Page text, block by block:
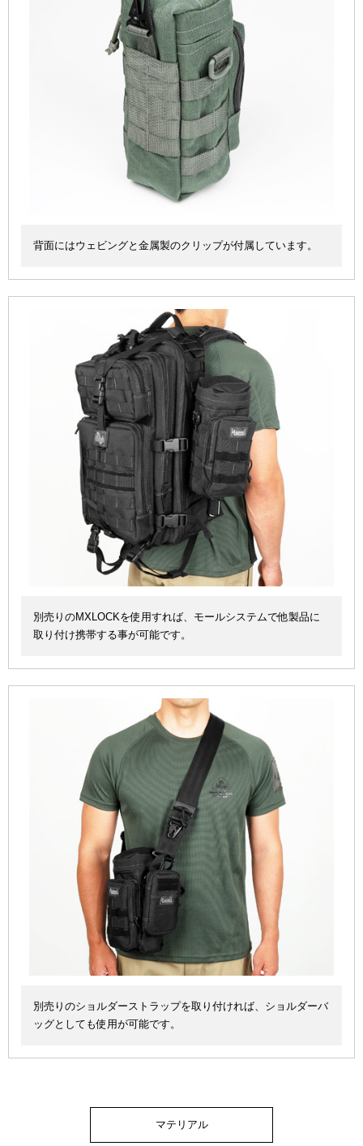
背面にはウェビングと金属製のクリップが付属しています。
別売りのMXLOCKを使用すれば、モールシステムで他製品に
取り付け携帯する事が可能です。
別売りのショルダーストラップを取り付ければ、ショルダーバ
ッグとしても使用が可能です。
マテリアル